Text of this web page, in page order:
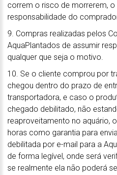
correm o risco de morrerem, o
responsabilidade do
9. Compras realizadas pelos
AquaPlantados de assumir
qualquer que seja o motivo.
10. Se o cliente comprou por
chegou dentro do prazo de
transportadora, e caso o
chegado debilitado, não
reaproveitamento no aquário,
horas como garantia para
debilitada por e-mail para a
de forma legível, onde será
se realmente ela não poderá